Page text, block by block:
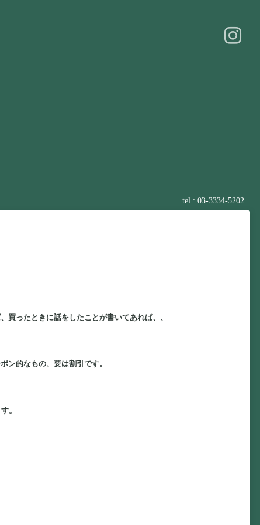
tel : 03-3334-5202
ったときに話をしたことが書いてあれば、、
ン的なもの、要は割引です。
。